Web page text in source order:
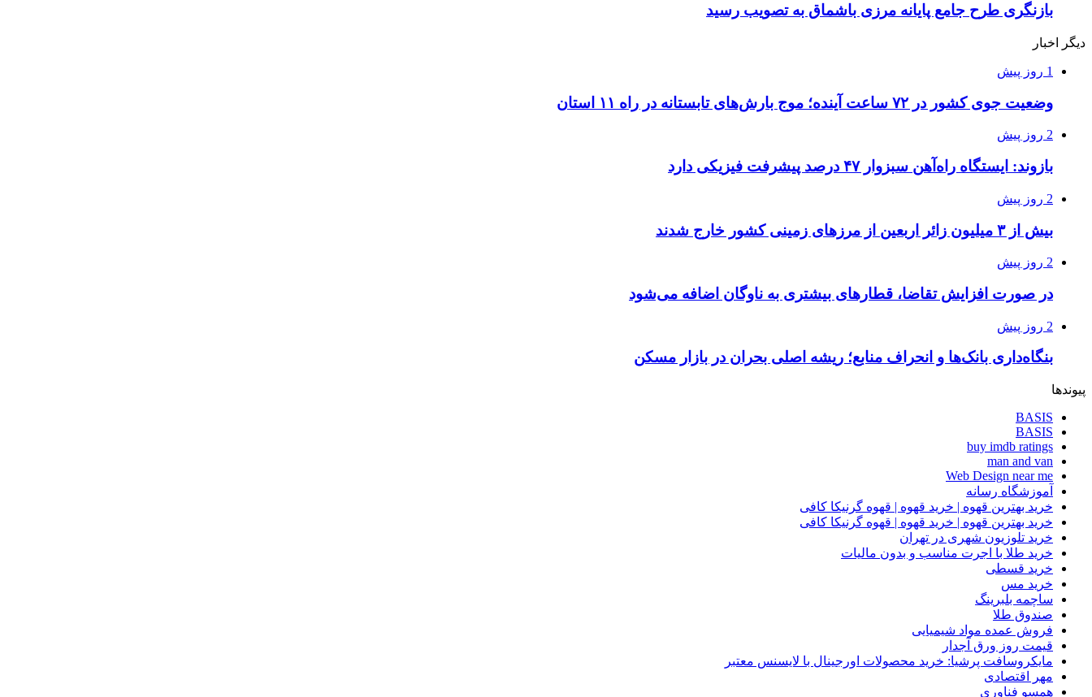
بازنگری طرح جامع پایانه مرزی باشماق به تصویب رسید
دیگر اخبار
1 روز پیش
وضعیت جوی کشور در ۷۲ ساعت آینده؛ موج بارش‌های تابستانه در راه ۱۱ استان
2 روز پیش
بازوند: ایستگاه راه‌آهن سبزوار ۴۷ درصد پیشرفت فیزیکی دارد
2 روز پیش
بیش از ۳ میلیون زائر اربعین از مرزهای زمینی کشور خارج شدند
2 روز پیش
در صورت افزایش تقاضا، قطارهای بیشتری به ناوگان اضافه می‌شود
2 روز پیش
بنگاه‌داری بانک‌ها و انحراف منابع؛ ریشه اصلی بحران در بازار مسکن
پیوندها
BASIS
BASIS
buy imdb ratings
man and van
Web Design near me
آموزشگاه رسانه
خرید بهترین قهوه | خرید قهوه | قهوه گرنیکا کافی
خرید بهترین قهوه | خرید قهوه | قهوه گرنیکا کافی
خرید تلوزیون شهری در تهران
خرید طلا با اجرت مناسب و بدون مالیات
خرید قسطی
خرید مس
ساچمه بلبرینگ
صندوق طلا
فروش عمده مواد شیمیایی
قیمت روز ورق آجدار
مایکروسافت پرشیا: خرید محصولات اورجینال با لایسنس معتبر
مهر اقتصادی
همسو فناوری